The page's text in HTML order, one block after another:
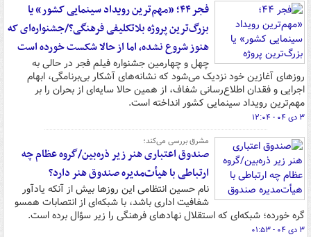
فجر ۴۴؛ «مهم‌ترین رویداد سینمایی کشور» یا
بزرگ‌ترین پروژه بلاتکلیفی فرهنگی؟/جشنواره‌ای که
هنوز شروع نشده، اما از حالا شکست خورده است
چهل و چهارمین جشنواره فیلم فجر در حالی به
روزهای آغازین خود نزدیک می‌شود که نشانه‌های آشکار بی‌برنامگی، ابهام
اجرایی و فقدان اطلاع‌رسانی شفاف، از همین حالا سایه‌ای از بحران را بر
مهم‌ترین رویداد سینمایی کشور انداخته است.
۳ دی ۰۴ - ۱۲:۰۴
مشرق بررسی می‌کند؛
صندوق اعتباری هنر زیر ذره‌بین/گروه عظام چه
ارتباطی با هیأت‌مدیره صندوق هنر دارد؟
نام حسین انتظامی این روزها بیش از آنکه یادآور
شفافیت اداری باشد، با شبکه‌ای از انتصابات همسو
گره خورده؛ شبکه‌ای که استقلال نهادهای فرهنگی را زیر سؤال برده است.
۳ دی ۰۴ - ۰۱:۵۳